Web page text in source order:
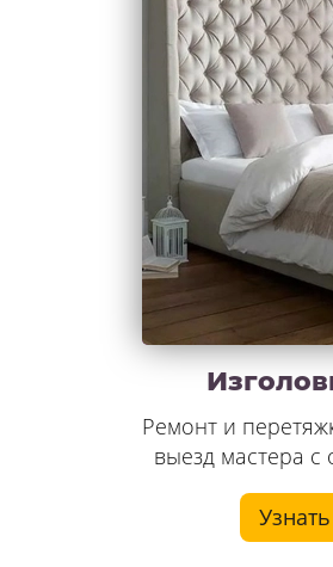
Ремонт и
выезд мастера с